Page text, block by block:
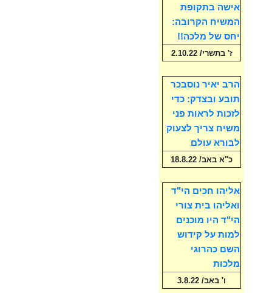
אישה בתקופת
המשיח הקרובה:
יחס של מלכה!!
ז' בתשרי/ 2.10.22
הרב יאיר נוסבכר
תובע ובצדק: כדי
לזכות לראות פני
משיח צריך לצעוק
לבורא עולם
כ"א באב/ 18.8.22
אליהו חכים הי"ד
ואליהו בית צורי
הי"ד היו מוכנים
למות על קידוש
השם כהרוגי
מלכות
ו' באב/ 3.8.22